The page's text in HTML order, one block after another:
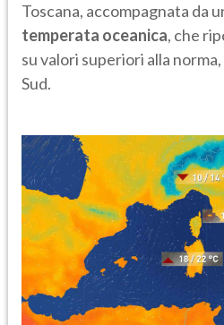
Toscana, accompagnata da
temperata oceanica, che
su valori superiori alla
Sud.